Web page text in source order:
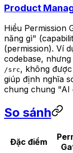
Product
Hiểu Permission
năng gì"
(permission). Ví
codebase,
/src, không
giúp định nghĩa
chung chung "AI
So sánh
Đặc điểm